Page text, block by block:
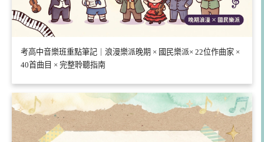
考高中音樂班重點筆記｜浪漫樂派晚期 × 國民樂派× 22位作曲家 ×
40首曲目 × 完整聆聽指南